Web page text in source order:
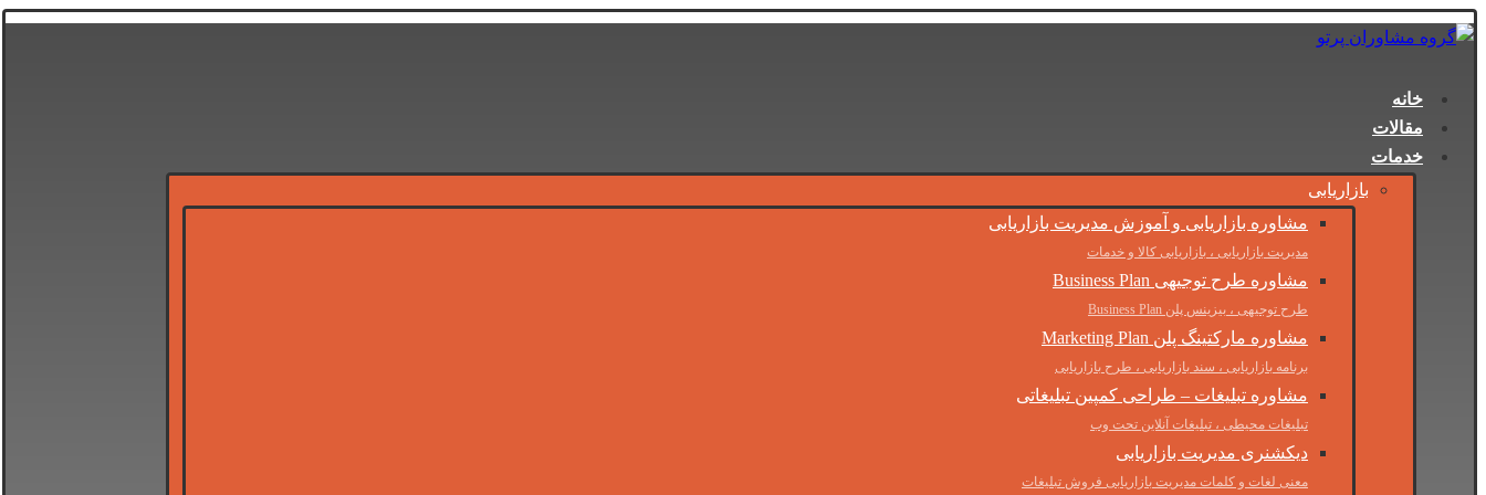
خانه
مقالات
خدمات
بازاریابی
مشاوره بازاریابی و آموزش مدیریت بازاریابی
مدیریت بازاریابی ، بازاریابی کالا و خدمات
مشاوره طرح توجیهی Business Plan
طرح توجیهی ، بیزینس پلن Business Plan
مشاوره مارکتینگ پلن Marketing Plan
برنامه بازاریابی ، سند بازاریابی ، طرح بازاریابی
مشاوره تبلیغات – طراحی کمپین تبلیغاتی
تبلیغات محیطی ، تبلیغات آنلاین تحت وب
دیکشنری مدیریت بازاریابی
معنی لغات و کلمات مدیریت بازاریابی فروش تبلیغات